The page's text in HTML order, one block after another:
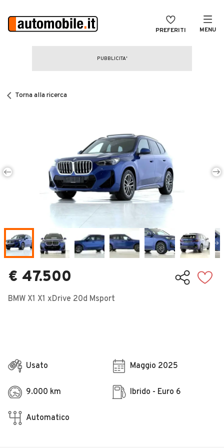
PREFERITI MENU
CERCA
Noleggio a lungo termine
Auto d'epoca
Veicoli Commerciali
Concessionari
Torna alla ricerca
€ 47.500
BMW X1 X1 xDrive 20d Msport
Usato Maggio 2025
9.000 km Ibrido - Euro 6
Automatico